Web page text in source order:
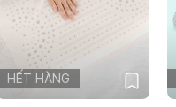
HẾT HÀNG